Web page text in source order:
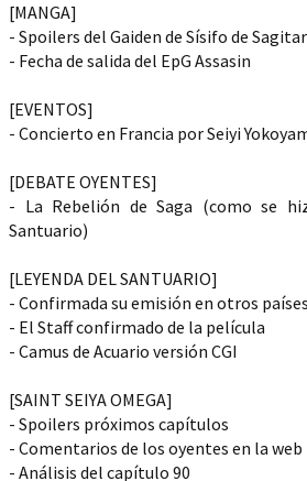
[MANGA]
- Spoilers del Gaiden de Sísifo de
- Fecha de salida del EpG Assasin
[EVENTOS]
- Concierto en Francia por Seiyi
[DEBATE OYENTES]
- La Rebelión de Saga (como se
Santuario)
[LEYENDA DEL SANTUARIO]
- Confirmada su emisión en otros
- El Staff confirmado de la película
- Camus de Acuario versión CGI
[SAINT SEIYA OMEGA]
- Spoilers próximos capítulos
- Comentarios de los oyentes en la web
- Análisis del capítulo 90